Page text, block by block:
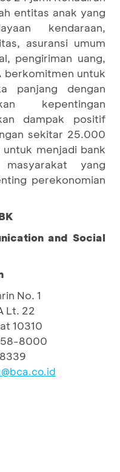
entitas anak yang
kendaraan,
asuransi umum
pengiriman uang,
berkomitmen untuk
panjang dengan
kepentingan
dampak positif
sekitar 25.000
menjadi bank
yang
perekonomian
and Social
No. 1
Lt. 22
10310
8000